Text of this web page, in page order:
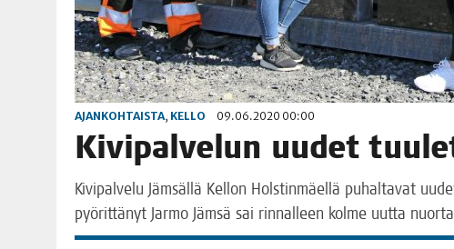
AJANKOHTAISTA, KELLO 09.06.2020 00:00
Kivi­pal­ve­lun uudet
Kivi­pal­ve­lu Jäm­säl­lä Kel­lon Hols­tin­mäel­lä puhal­ta­vat
pyö­rit­tä­nyt Jar­mo Jäm­sä sai rin­nal­leen kol­me uut­ta